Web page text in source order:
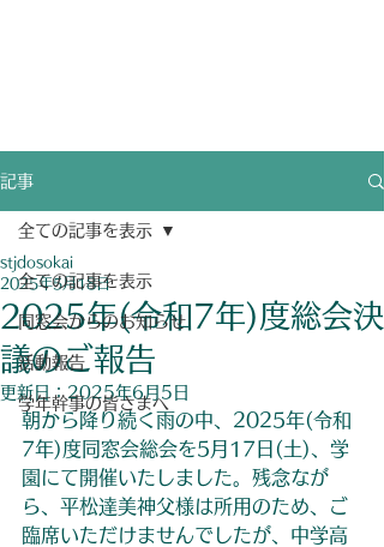
記事
全ての記事を表示
同窓会からのお知らせ
活動報告
学年幹事の皆さまへ
全ての記事を表示
2025年(令和7年)度総会決
議のご報告
stjdosokai
2025年5月18日
更新日： 2025年6月5日
朝から降り続く雨の中、2025年(令和
7年)度同窓会総会を5月17日(土)、学
園にて開催いたしました。残念なが
ら、平松達美神父様は所用のため、ご
臨席いただけませんでしたが、中学高